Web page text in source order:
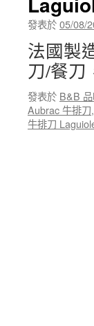
發表於05/08/
法國製
刀/餐
發表於 B&B
Aubrac 牛排刀,
牛排刀